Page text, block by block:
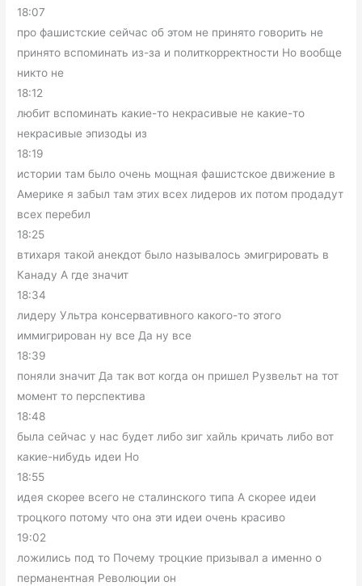
18:07
про фашистские сейчас об этом не принято говорить не
принято вспоминать из-за и политкорректности Но вообще
никто не
18:12
любит вспоминать какие-то некрасивые не какие-то
некрасивые эпизоды из
18:19
истории там было очень мощная фашистское движение в
Америке я забыл там этих всех лидеров их потом продадут
всех перебил
18:25
втихаря такой анекдот было называлось эмигрировать в
Канаду А где значит
18:34
лидеру Ультра консервативного какого-то этого
иммигрирован ну все Да ну все
18:39
поняли значит Да так вот когда он пришел Рузвельт на тот
момент то перспектива
18:48
была сейчас у нас будет либо зиг хайль кричать либо вот
какие-нибудь идеи Но
18:55
идея скорее всего не сталинского типа А скорее идеи
троцкого потому что она эти идеи очень красиво
19:02
ложились под то Почему троцкие призывал а именно о
перманентная Революции он